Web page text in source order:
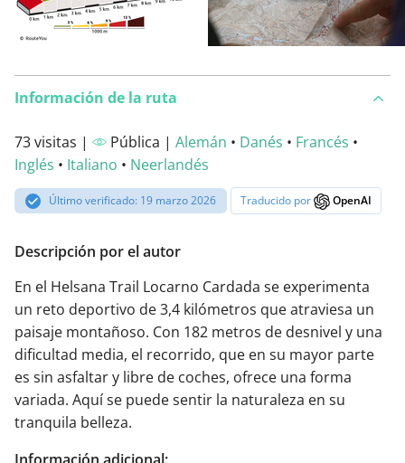
Información de la ruta
73 visitas | Pública | Alemán • Danés • Francés •
Inglés • Italiano • Neerlandés
Último verificado: 19 marzo 2026 Traducido por OpenAI
Descripción por el autor
En el Helsana Trail Locarno Cardada se experimenta
un reto deportivo de 3,4 kilómetros que atraviesa un
paisaje montañoso. Con 182 metros de desnivel y una
dificultad media, el recorrido, que en su mayor parte
es sin asfaltar y libre de coches, ofrece una forma
variada. Aquí se puede sentir la naturaleza en su
tranquila belleza.
Información adicional: